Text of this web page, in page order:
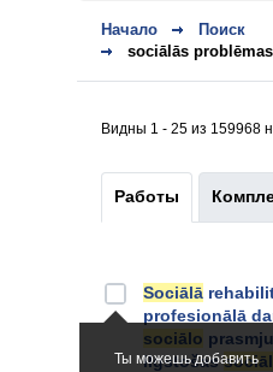
Начало
Поиск
sociālās
Видны 1 - 25 из 159968
Работы
Ты можешь добавить
Sociālā
profesionālā
sociālo
ilgstošas